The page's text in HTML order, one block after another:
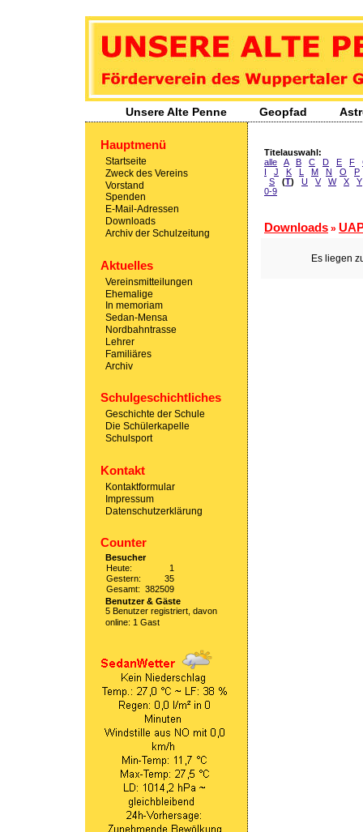
Unsere Alte Penne
- Förderverein des Wuppertaler Gymnasiums
Unsere Alte Penne Geopfad
Hauptmenü
Startseite
Zweck des Vereins
Vorstand
Spenden
E-Mail-Adressen
Downloads
Archiv der Schulzeitung
Aktuelles
Vereinsmitteilungen
Ehemalige
In memoriam
Sedan-Mensa
Nordbahntrasse
Lehrer
Familiäres
Archiv
Schulgeschichtliches
Geschichte der Schule
Die Schülerkapelle
Schulsport
Kontakt
Kontaktformular
Impressum
Datenschutzerklärung
Counter
Besucher
Heute:
1
Gestern:
35
Gesamt: 382509
Benutzer & Gäste
5 Benutzer registriert, davon
online: 1 Gast
Titelauswahl:
alle
A B C D E F
I
J K L M N O
P
S
(T) U V W X
Y
0-9
Downloads »
Es liegen